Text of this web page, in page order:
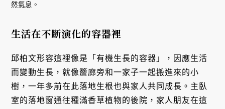
然氣息。
生活在不斷演化的容器裡
邱柏文形容這裡像是「有機生長的容器」，因應生活
而變動生長，就像簷廊旁和一家子一起搬進來的小
樹，一年多前在此落地生根也與家人共同成長。主臥
室的落地窗通往種滿香草植物的後院，家人朋友在這